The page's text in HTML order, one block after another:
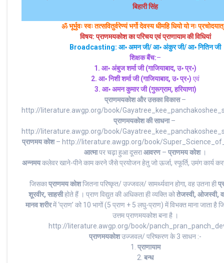
बिहारी सिंह
ॐ भूर्भुवः स्‍वः तत्‍सवितुर्वरेण्‍यं भर्गो देवस्य धीमहि धियो यो नः
विषय: प्राणमयकोश का परिचय एवं प्राणायाम की विधियां
Broadcasting: आ॰ अमन जी/ आ॰ अंकुर जी/ आ॰ नितिन जी
शिक्षक बैंच:–
1. आ॰ अंबुज शर्मा जी (गाजियाबाद, उ॰ प्र॰)
2. आ॰ निशी शर्मा जी(गाजियाबाद, उ॰ प्र॰) एवं
3. आ॰ अमन कुमार जी(गुरूग्राम, हरियाणा)
प्राणमयकोश और उसका विकास–
http://literature.awgp.org/book/
प्राणमयकोश की साधना–
http://literature.awgp.org/book/
प्राणमय कोश– http://literature.awgp.org/book/
आत्मापर चढ़ा हुआ दूसराआवरण– प्राणमय कोश ।
अन्नमयकलेवर खाने-पीने काम करने जैसे प्रयोजन हेतु जो ऊर्जा, स्फूर्ति, उमंग कार्य
जिसकाप्राणमय कोशजितना परिष्कृत/ उज्जवल/ सामर्थ्यवान होगा, वह उतना ही
शूरवीर, साहसीहोते हैं । प्राण विद्युत की अधिकता ही व्यक्ति कोतेजस्वी, ओजस्वी,
मानव शरीरमें ‘प्राण’ को 10 भागों (5 प्राण + 5 लघु-प्राण) में विभक्त माना जाता है
उत्तम प्राणमयकोश बना है ।
http://literature.awgp.org/book/
प्राणमयकोशउज्जवल/ परिष्करण के 3 साधन :-
1. प्राणायाम
2. बन्ध